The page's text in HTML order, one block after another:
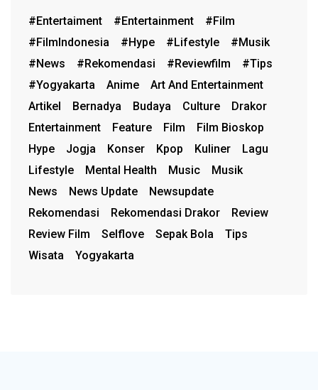
#entertaiment #entertainment
#film
#FilmIndonesia
#hype #lifestyle
#musik
#News
#rekomendasi #reviewfilm
#Tips
#Yogyakarta
Anime
Art And Entertainment
Artikel
Bernadya Budaya Culture
Drakor
Entertainment
Feature Film
Film Bioskop
Hype
Jogja Konser Kpop Kuliner
Lagu
Lifestyle
Mental Health Music
Musik
News
News Update
Newsupdate
Rekomendasi
Rekomendasi Drakor
Review
Review Film
Selflove Sepak Bola
Tips
Wisata
Yogyakarta